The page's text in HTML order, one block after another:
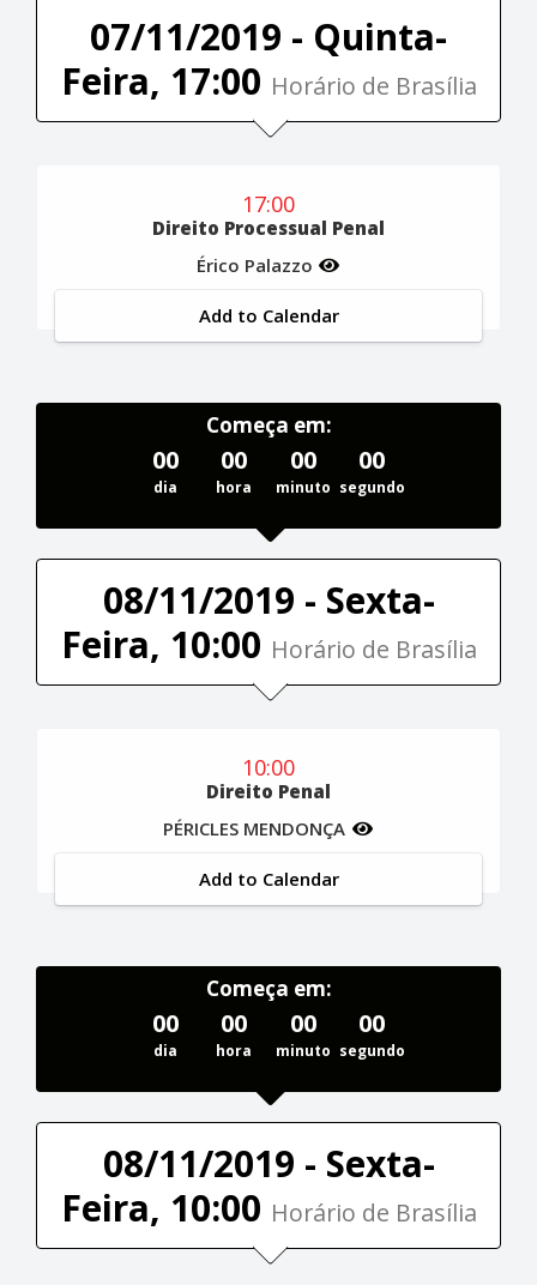
07/11/2019 - Quinta-
Feira, 17:00 Horário de Brasília
17:00
Direito Processual Penal
Érico Palazzo
Add to Calendar
Começa em:
00
dia
00
hora
00
minuto
00
segundo
08/11/2019 - Sexta-
Feira, 10:00 Horário de Brasília
10:00
Direito Penal
PÉRICLES MENDONÇA
Add to Calendar
Começa em:
00
dia
00
hora
00
minuto
00
segundo
08/11/2019 - Sexta-
Feira, 10:00 Horário de Brasília